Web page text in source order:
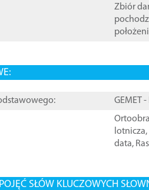
Zbiór
GEMET
lotnicza,
data,
SŁÓW KLUCZOWYCH